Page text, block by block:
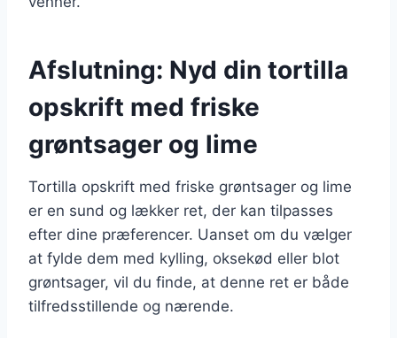
Afslutning: Nyd din tortilla
opskrift med friske
grøntsager og lime
Tortilla opskrift med friske grøntsager og lime
er en sund og lækker ret, der kan tilpasses
efter dine præferencer. Uanset om du vælger
at fylde dem med kylling, oksekød eller blot
grøntsager, vil du finde, at denne ret er både
tilfredsstillende og nærende.